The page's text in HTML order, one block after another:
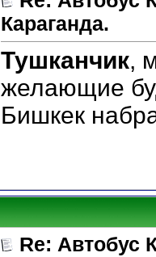
Караганда.
Тушканчик,
желающие
Бишкек
Re: Автобус